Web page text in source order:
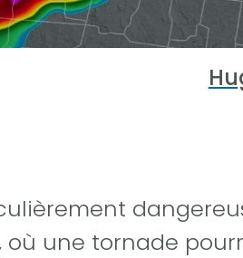
où une tornade